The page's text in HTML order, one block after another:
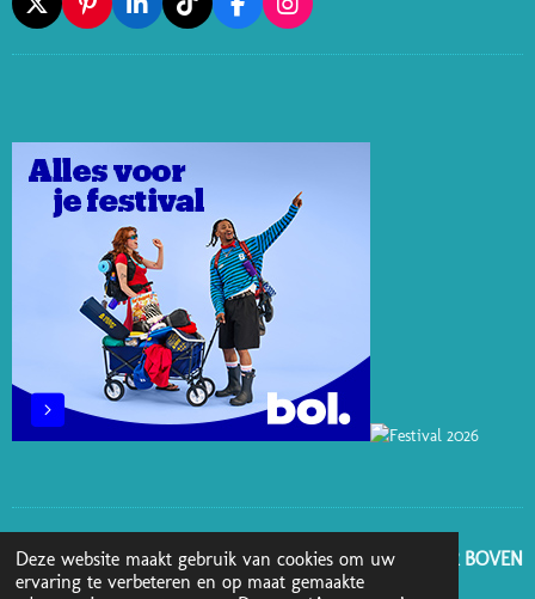
Deze website maakt gebruik van cookies om uw
ervaring te verbeteren en op maat gemaakte
X
P
I
N
E
S
T
L
I
N
I
N
T
I
K
F
A
C
O
I
N
S
R
M
GA NAAR BOVEN